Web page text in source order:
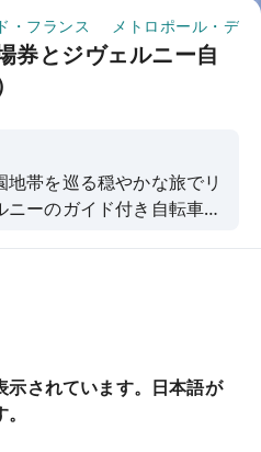
・フランス メトロポール・デ
券とジヴェルニー自
地帯を巡る穏やかな旅でリ
ーのガイド付き自転車ツ
示されています。日本語が